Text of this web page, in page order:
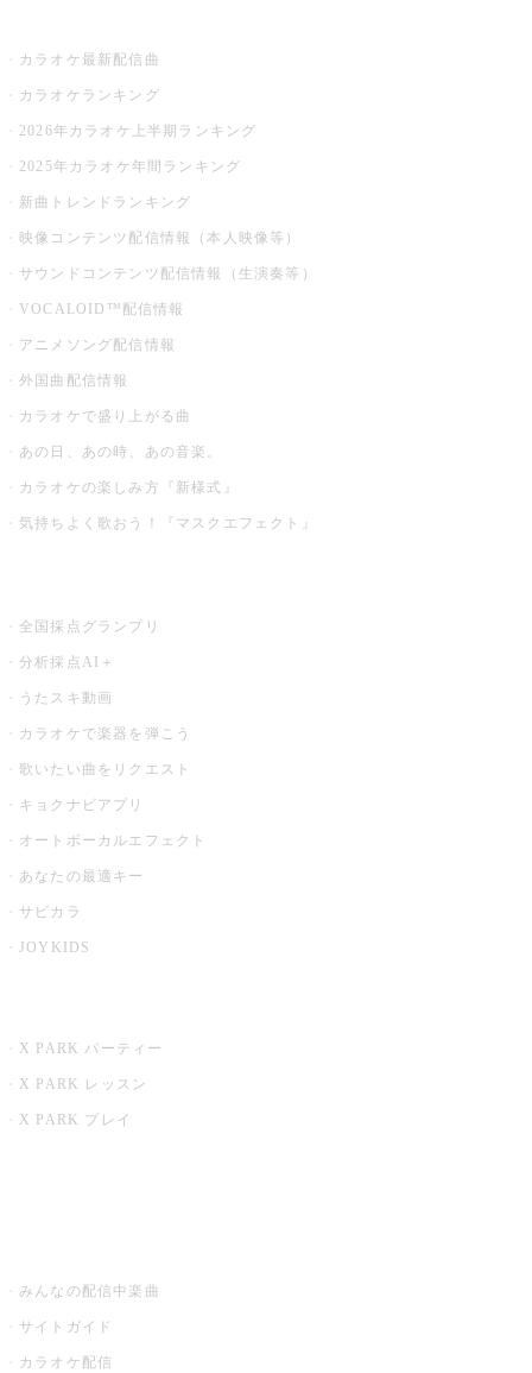
カラオケ最新配信曲
カラオケランキング
2026年カラオケ上半期ランキング
2025年カラオケ年間ランキング
新曲トレンドランキング
映像コンテンツ配信情報（本人映像等）
サウンドコンテンツ配信情報（生演奏等）
VOCALOID™配信情報
アニメソング配信情報
外国曲配信情報
カラオケで盛り上がる曲
あの日、あの時、あの音楽。
カラオケの楽しみ方『新様式』
気持ちよく歌おう！『マスクエフェクト』
全国採点グランプリ
分析採点AI＋
うたスキ動画
カラオケで楽器を弾こう
歌いたい曲をリクエスト
キョクナビアプリ
オートボーカルエフェクト
あなたの最適キー
サビカラ
JOYKIDS
X PARK パーティー
X PARK レッスン
X PARK プレイ
みんなの配信中楽曲
サイトガイド
カラオケ配信